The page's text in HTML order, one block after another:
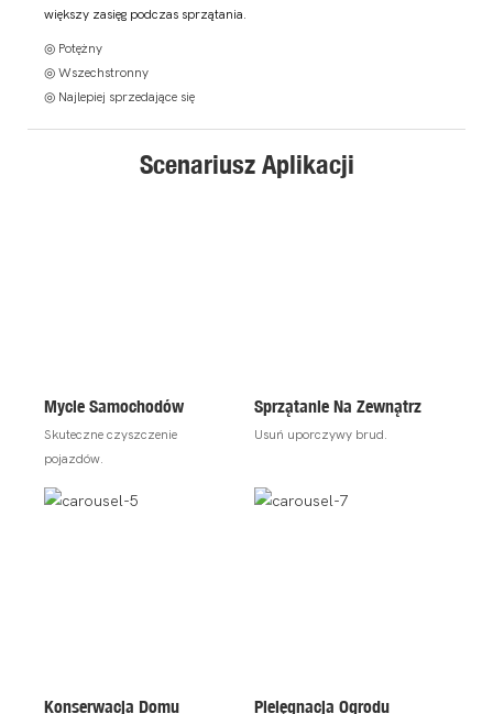
większy zasięg podczas sprzątania.
◎ Potężny
◎ Wszechstronny
◎ Najlepiej sprzedające się
Scenariusz Aplikacji
Mycie Samochodów
Skuteczne czyszczenie
pojazdów.
Sprzątanie Na Zewnątrz
Usuń uporczywy brud.
Konserwacja Domu Pielęgnacja Ogrodu